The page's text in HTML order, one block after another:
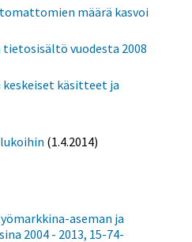
määrä kasvoi
vuodesta 2008
käsitteet ja
(1.4.2014)
aseman ja
2004 - 2013, 15-74-